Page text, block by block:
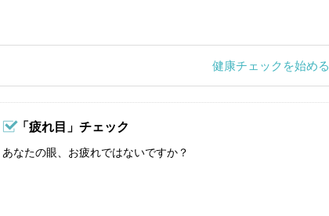
健康チェックを始める
「疲れ目」チェック
あなたの眼、お疲れではないですか？